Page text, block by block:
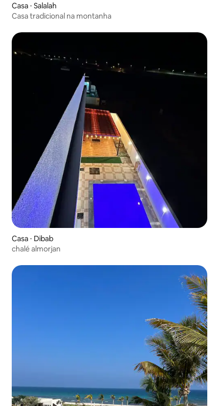
Casa ⋅ Salalah
Casa tradicional na montanha
Casa ⋅ Dibab
chalé almorjan